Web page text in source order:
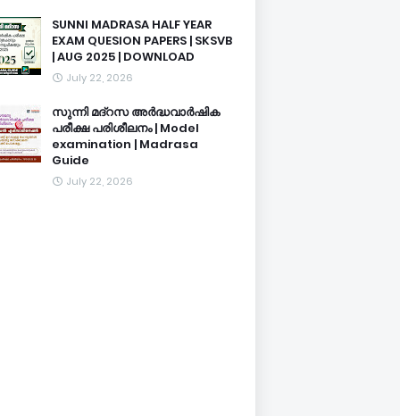
SUNNI MADRASA HALF YEAR
EXAM QUESION PAPERS | SKSVB
| AUG 2025 | DOWNLOAD
July 22, 2026
സുന്നി മദ്റസ അർദ്ധവാർഷിക
പരീക്ഷ പരിശീലനം | Model
examination | Madrasa
Guide
July 22, 2026